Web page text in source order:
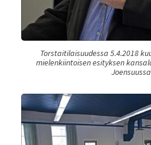
Torstaitilaisuudessa 5.4.2018
mielenkiintoisen esityksen